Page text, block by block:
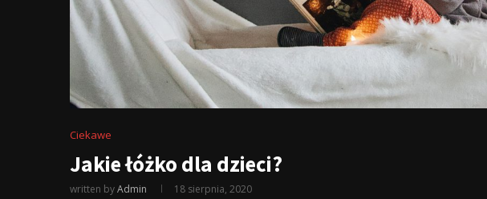
Ciekawe
Jakie łóżko dla dzieci?
written byAdmin 18 sierpnia, 2020